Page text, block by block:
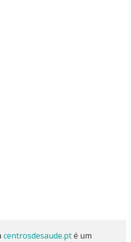
centrosdesaude.pté um